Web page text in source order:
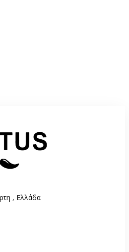
, Ελλάδα